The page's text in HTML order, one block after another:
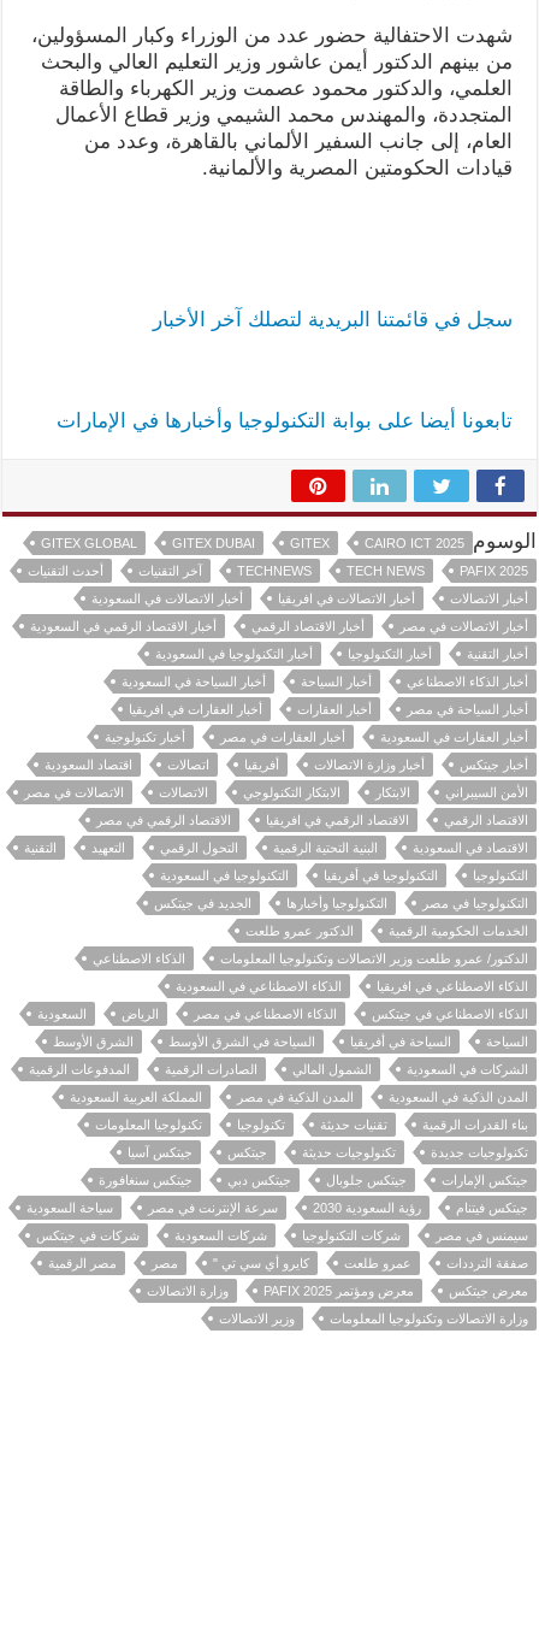
شهدت الاحتفالية حضور عدد من الوزراء وكبار المسؤولين،
من بينهم الدكتور أيمن عاشور وزير التعليم العالي والبحث
العلمي، والدكتور محمود عصمت وزير الكهرباء والطاقة
المتجددة، والمهندس محمد الشيمي وزير قطاع الأعمال
العام، إلى جانب السفير الألماني بالقاهرة، وعدد من
قيادات الحكومتين المصرية والألمانية.
سجل في قائمتنا البريدية لتصلك آخر الأخبار
تابعونا أيضا على بوابة التكنولوجيا وأخبارها في الإمارات
الوسوم CAIRO ICT 2025
GITEX
GITEX DUBAI
GITEX GLOBAL
PAFIX 2025
TECH NEWS
TECHNEWS آخر التقنيات
أحدث التقنيات
أخبار الاتصالات
أخبار الاتصالات في افريقيا
أخبار الاتصالات في السعودية
أخبار الاتصالات في مصر
أخبار الاقتصاد الرقمي
أخبار الاقتصاد الرقمي في السعودية
أخبار التقنية
أخبار التكنولوجيا
أخبار التكنولوجيا في السعودية
أخبار الذكاء الاصطناعي
أخبار السياحة
أخبار السياحة في السعودية
أخبار السياحة في مصر
أخبار العقارات
أخبار العقارات في افريقيا
أخبار العقارات في السعودية
أخبار العقارات في مصر
أخبار تكنولوجية
أخبار جيتكس
أخبار وزارة الاتصالات أفريقيا اتصالات
اقتصاد السعودية
الأمن السيبراني
الابتكار الابتكار التكنولوجي الاتصالات
الاتصالات في مصر
الاقتصاد الرقمي
الاقتصاد الرقمي في افريقيا
الاقتصاد الرقمي في مصر
الاقتصاد في السعودية
البنية التحتية الرقمية التحول الرقمي التعهيد
التقنية
التكنولوجيا
التكنولوجيا في أفريقيا
التكنولوجيا في السعودية
التكنولوجيا في مصر
التكنولوجيا وأخبارها
الجديد في جيتكس
الخدمات الحكومية الرقمية
الدكتور عمرو طلعت
الدكتور/ عمرو طلعت وزير الاتصالات وتكنولوجيا المعلومات
الذكاء الاصطناعي
الذكاء الاصطناعي في افريقيا
الذكاء الاصطناعي في السعودية
الذكاء الاصطناعي في جيتكس
الذكاء الاصطناعي في مصر الرياض
السعودية
السياحة
السياحة في أفريقيا السياحة في الشرق الأوسط
الشرق الأوسط
الشركات في السعودية
الشمول المالي الصادرات الرقمية
المدفوعات الرقمية
المدن الذكية في السعودية
المدن الذكية في مصر
المملكة العربية السعودية
بناء القدرات الرقمية
تقنيات حديثة تكنولوجيا
تكنولوجيا المعلومات
تكنولوجيات جديدة
تكنولوجيات حديثة جيتكس
جيتكس آسيا
جيتكس الإمارات
جيتكس جلوبال جيتكس دبي
جيتكس سنغافورة
جيتكس فيتنام
رؤية السعودية 2030 سرعة الإنترنت في مصر
سياحة السعودية
سيمنس في مصر
شركات التكنولوجيا شركات السعودية
شركات في جيتكس
صفقة الترددات
عمرو طلعت كايرو أي سي تي " مصر
مصر الرقمية
معرض جيتكس
معرض ومؤتمر PAFIX 2025
وزارة الاتصالات
وزارة الاتصالات وتكنولوجيا المعلومات
وزير الاتصالات